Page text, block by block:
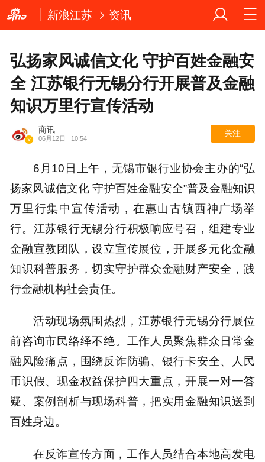
新浪江苏 资讯
弘扬家风诚信文化 守护百姓金融安
全 江苏银行无锡分行开展普及金融
知识万里行宣传活动
商讯
06月12日 10:54
关注
6月10日上午，无锡市银行业协会主办的“弘
扬家风诚信文化 守护百姓金融安全”普及金融知识
万里行集中宣传活动，在惠山古镇西神广场举
行。江苏银行无锡分行积极响应号召，组建专业
金融宣教团队，设立宣传展位，开展多元化金融
知识科普服务，切实守护群众金融财产安全，践
行金融机构社会责任。
活动现场氛围热烈，江苏银行无锡分行展位
前咨询市民络绎不绝。工作人员聚焦群众日常金
融风险痛点，围绕反诈防骗、银行卡安全、人民
币识假、现金权益保护四大重点，开展一对一答
疑、案例剖析与现场科普，把实用金融知识送到
百姓身边。
在反诈宣传方面，工作人员结合本地高发电